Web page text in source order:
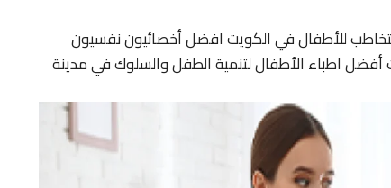
للأطفال في الكويت افضل أخصائيون نفسيون
اطباء الأطفال لتنمية الطفل والسلوك في مدينة